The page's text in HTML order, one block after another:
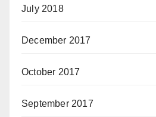
July 2018
December 2017
October 2017
September 2017